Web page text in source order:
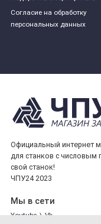
Согласие на обработку
персональных данных
Официальный интернет
для станков с
свой станок!
ЧПУ24 2023
Мы в сети
Youtube \ Vk